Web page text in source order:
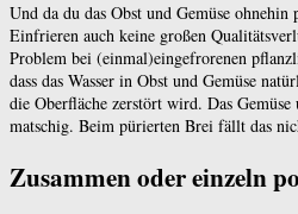
Und da du das Obst und Gemüse
Einfrieren auch keine großen
Problem bei (einmal)eingefrorenen
dass das Wasser in Obst und Gemüse
die Oberfläche zerstört wird. Das
matschig. Beim pürierten Brei fällt das
Zusammen oder einzeln